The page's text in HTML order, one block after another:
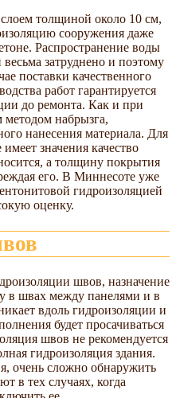
толщиной около 10 см,
сооружения даже
Распространение воды
затруднено и поэтому
поставки качественного
работ гарантируется
до ремонта. Как и при
набрызга,
нанесения материала. Для
значения качество
а толщину покрытия
его. В Миннесоте уже
гидроизоляцией
оценку.
швов, назначение
в швах между панелями и в
вдоль гидроизоляции и
будет просачиваться
швов не рекомендуется
гидроизоляция здания.
очень сложно обнаружить
в тех случаях, когда